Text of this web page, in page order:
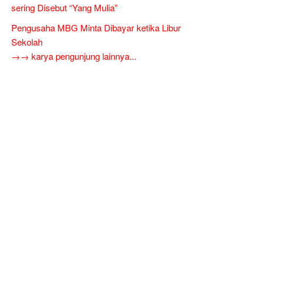
sering Disebut “Yang Mulia”
Pengusaha MBG Minta Dibayar ketika Libur
Sekolah
→→ karya pengunjung lainnya...